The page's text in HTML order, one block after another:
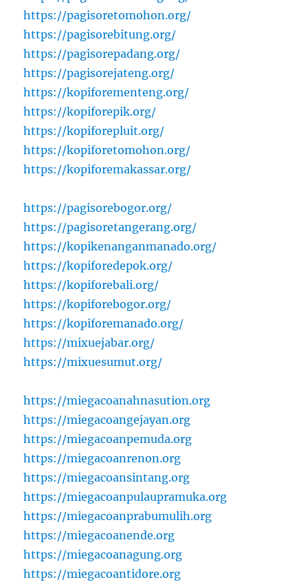
https://pagisoretomohon.org/
https://pagisorebitung.org/
https://pagisorepadang.org/
https://pagisorejateng.org/
https://kopiforementeng.org/
https://kopiforepik.org/
https://kopiforepluit.org/
https://kopiforetomohon.org/
https://kopiforemakassar.org/
https://pagisorebogor.org/
https://pagisoretangerang.org/
https://kopikenanganmanado.org/
https://kopiforedepok.org/
https://kopiforebali.org/
https://kopiforebogor.org/
https://kopiforemanado.org/
https://mixuejabar.org/
https://mixuesumut.org/
https://miegacoanahnasution.org
https://miegacoangejayan.org
https://miegacoanpemuda.org
https://miegacoanrenon.org
https://miegacoansintang.org
https://miegacoanpulaupramuka.org
https://miegacoanprabumulih.org
https://miegacoanende.org
https://miegacoanagung.org
https://miegacoantidore.org